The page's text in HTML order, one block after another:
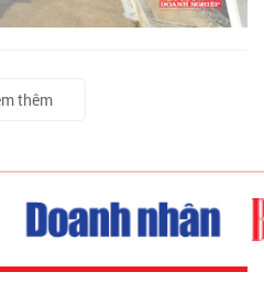
thêm